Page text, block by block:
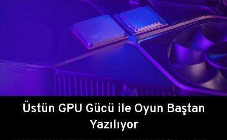
Üstün GPU Gücü ile Oyun Baştan
Yazılıyor